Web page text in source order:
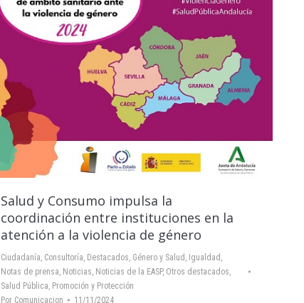
Salud y Consumo impulsa la
coordinación entre instituciones en la
atención a la violencia de género
Ciudadanía Consultoría Destacados Género y Salud Igualdad
Notas de prensa Noticias Noticias de la EASP, Otros destacados
Salud Pública, Promoción y Protección
Por Comunicacion 11/11/2024